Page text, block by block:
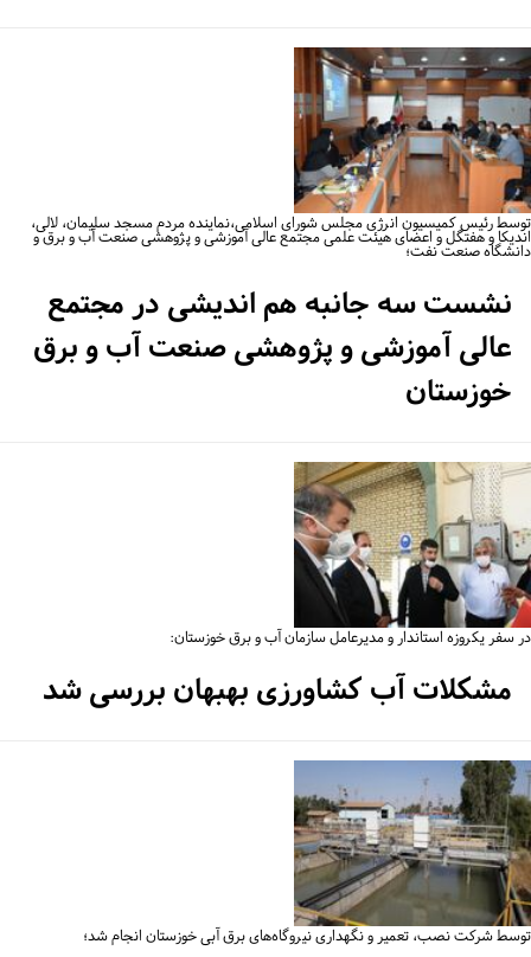
رئیس کمیسیون انرژی مجلس شورای اسلامی،نماینده مردم مسجد سلیمان، لالی،
و هفتگل و اعضای هیئت علمی مجتمع عالی آموزشی و پژوهشی صنعت آب و برق و
صنعت نفت؛
نشست سه جانبه هم اندیشی در مجتمع
عالی آموزشی و پژوهشی صنعت آب و برق
خوزستان
سفر یکروزه استاندار و مدیرعامل سازمان آب و برق خوزستان:
مشکلات آب کشاورزی بهبهان بررسی شد
شرکت نصب، تعمیر و نگهداری نیروگاه‌های برق آبی خوزستان انجام شد؛